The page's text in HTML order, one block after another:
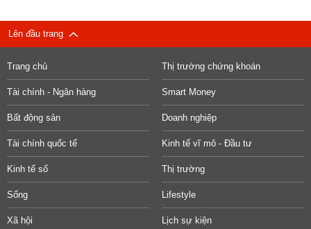
Lên đầu trang
Trang chủ Thị trường chứng khoán
Tài chính - Ngân hàng Smart Money
Bất động sản Doanh nghiệp
Tài chính quốc tế Kinh tế vĩ mô - Đầu tư
Kinh tế số Thị trường
Sống Lifestyle
Xã hội Lịch sự kiện